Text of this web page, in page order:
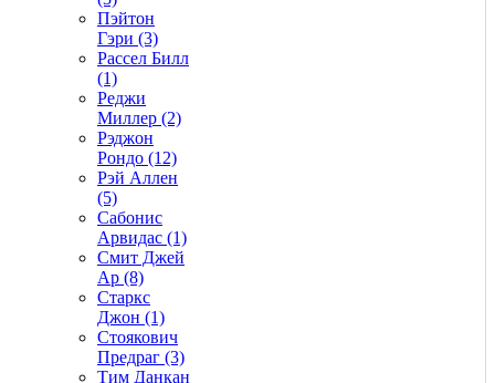
Пэйтон
Гэри (3)
Рассел Билл
(1)
Реджи
Миллер (2)
Рэджон
Рондо (12)
Рэй Аллен
(5)
Сабонис
Арвидас (1)
Смит Джей
Ар (8)
Старкс
Джон (1)
Стоякович
Предраг (3)
Тим Данкан